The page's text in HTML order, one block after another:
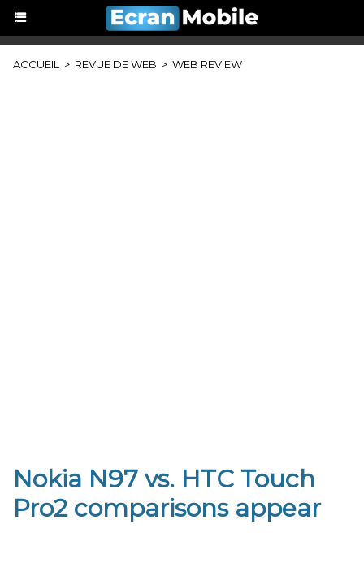
ACCUEIL > REVUE DE WEB > WEB REVIEW
Nokia N97 vs. HTC Touch
Pro2 comparisons appear